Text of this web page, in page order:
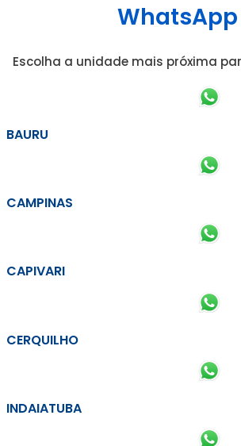
WhatsApp
Escolha a unidade mais próxima
BAURU
CAMPINAS
CAPIVARI
CERQUILHO
INDAIATUBA